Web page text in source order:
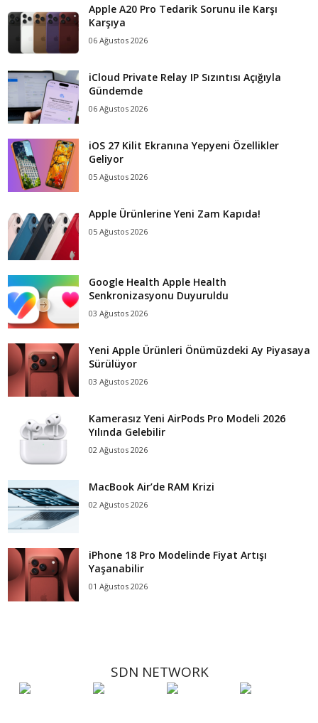
Apple A20 Pro Tedarik Sorunu ile Karşı
Karşıya
06 Ağustos 2026
iCloud Private Relay IP Sızıntısı Açığıyla
Gündemde
06 Ağustos 2026
iOS 27 Kilit Ekranına Yepyeni Özellikler
Geliyor
05 Ağustos 2026
Apple Ürünlerine Yeni Zam Kapıda!
05 Ağustos 2026
Google Health Apple Health
Senkronizasyonu Duyuruldu
03 Ağustos 2026
Yeni Apple Ürünleri Önümüzdeki Ay Piyasaya
Sürülüyor
03 Ağustos 2026
Kamerasız Yeni AirPods Pro Modeli 2026
Yılında Gelebilir
02 Ağustos 2026
MacBook Air’de RAM Krizi
02 Ağustos 2026
iPhone 18 Pro Modelinde Fiyat Artışı
Yaşanabilir
01 Ağustos 2026
SDN NETWORK